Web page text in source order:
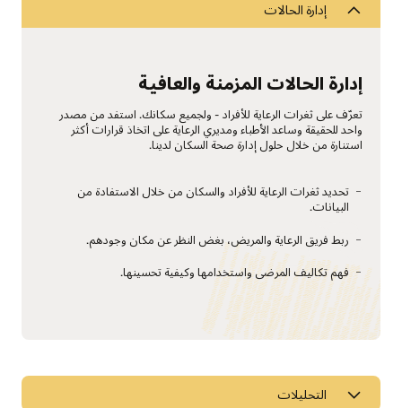
إدارة الحالات
إدارة الحالات المزمنة والعافية
تعرّف على ثغرات الرعاية للأفراد - ولجميع سكانك. استفد من مصدر
واحد للحقيقة وساعد الأطباء ومديري الرعاية على اتخاذ قرارات أكثر
استنارة من خلال حلول إدارة صحة السكان لدينا.
تحديد ثغرات الرعاية للأفراد والسكان من خلال الاستفادة من
البيانات.
ربط فريق الرعاية والمريض، بغض النظر عن مكان وجودهم.
فهم تكاليف المرضى واستخدامها وكيفية تحسينها.
تسريع جهود الرعاية القائمة على القيمة
التحليلات